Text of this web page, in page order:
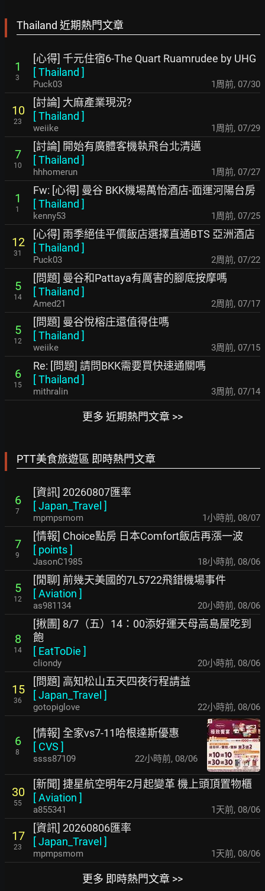
Thailand 近期熱門文章
1
3
[心得] 千元住宿6-The Quart Ruamrudee by UHG
[Thailand ]
Puck03 1周前, 07/30
10
23
[討論] 大麻產業現況?
[Thailand ]
weiike 1周前, 07/29
7
10
[討論] 開始有廣體客機執飛台北清邁
[Thailand ]
hhhomerun 1周前, 07/27
1
1
Fw: [心得] 曼谷 BKK機場萬怡酒店-面運河陽台房
[Thailand ]
kenny53 1周前, 07/25
12
31
[心得] 雨季絕佳平價飯店選擇直通BTS 亞洲酒店
[Thailand ]
Puck03 2周前, 07/22
5
14
[問題] 曼谷和Pattaya有厲害的腳底按摩嗎
[Thailand ]
Amed21 2周前, 07/17
5
12
[問題] 曼谷悅榕庄還值得住嗎
[Thailand ]
weiike 3周前, 07/15
6
15
Re: [問題] 請問BKK需要買快速通關嗎
[Thailand ]
mithralin 3周前, 07/14
更多 近期熱門文章 >>
PTT美食旅遊區 即時熱門文章
6
7
[資訊] 20260807匯率
[Japan_Travel ]
mpmpsmom 1小時前, 08/07
7
9
[情報] Choice點房 日本Comfort飯店再漲一波
[ points]
JasonC1985 18小時前, 08/06
5
12
[閒聊] 前幾天美國的7L5722飛錯機場事件
[Aviation ]
as981134 20小時前, 08/06
8
14
[揪團] 8/7（五）14：00添好運天母高島屋吃到
飽
[ EatToDie ]
cliondy 20小時前, 08/06
15
36
[問題] 高知松山五天四夜行程請益
[Japan_Travel ]
gotopiglove 22小時前, 08/06
6
8
[情報] 全家vs7-11哈根達斯優惠
[ CVS ]
ssss87109 22小時前, 08/06
30
55
[新聞] 捷星航空明年2月起變革 機上頭頂置物櫃
[Aviation ]
a855341 1天前, 08/06
17
23
[資訊] 20260806匯率
[Japan_Travel ]
mpmpsmom 1天前, 08/06
更多 即時熱門文章 >>